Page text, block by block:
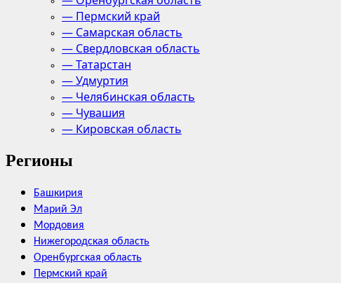
— Пермский край
— Самарская область
— Свердловская область
— Татарстан
— Удмуртия
— Челябинская область
— Чувашия
— Кировская область
Регионы
Башкирия
Марий Эл
Мордовия
Нижегородская область
Оренбургская область
Пермский край